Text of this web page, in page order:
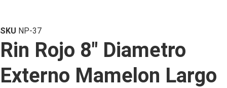
SKU NP-37
Rin Rojo 8″ Diametro
Externo Mamelon Largo